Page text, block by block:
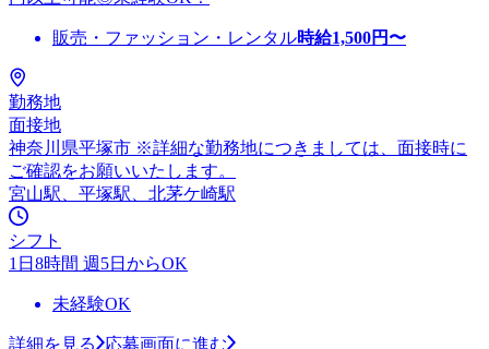
販売・ファッション・レンタル時給1,500円〜
勤務地
面接地
神奈川県平塚市 ※詳細な勤務地につきましては、面接時に
ご確認をお願いいたします。
宮山駅、平塚駅、北茅ケ崎駅
シフト
1日8時間 週5日からOK
未経験OK
詳細を見る
応募画面に進む